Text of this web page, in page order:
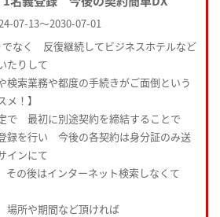
07-13～2030-07-01
でなく 反復継続してビジネスホテルなど
たりして
検索業務や都度の手続きがご面倒という
メ！】
で 最初に別途契約を締結することで
録を行い 今後の各契約は身分証のみ送
インにて
その後はインターネット検索しなくて
所や期間など頂ければ